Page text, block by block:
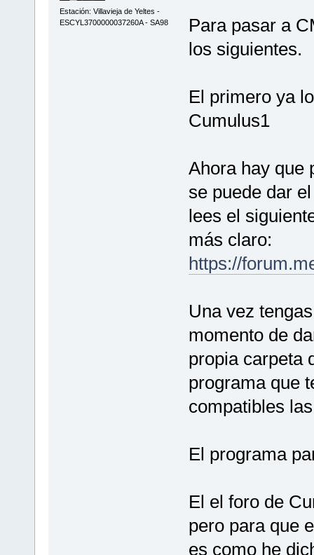
Estación: Villavieja de Yeltes -
ESCYL3700000037260A - SA98
Para pasar a
los siguientes.
El primero ya
Cumulus1
Ahora hay que
se puede dar
lees el
más claro:
https://
Una vez
momento de
propia carpeta
programa que
compatibles
El programa
El el foro de
pero para que
es como he